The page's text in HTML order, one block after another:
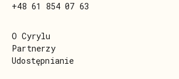
+48 61 854 07 63
O Cyrylu
Partnerzy
Udostępnianie